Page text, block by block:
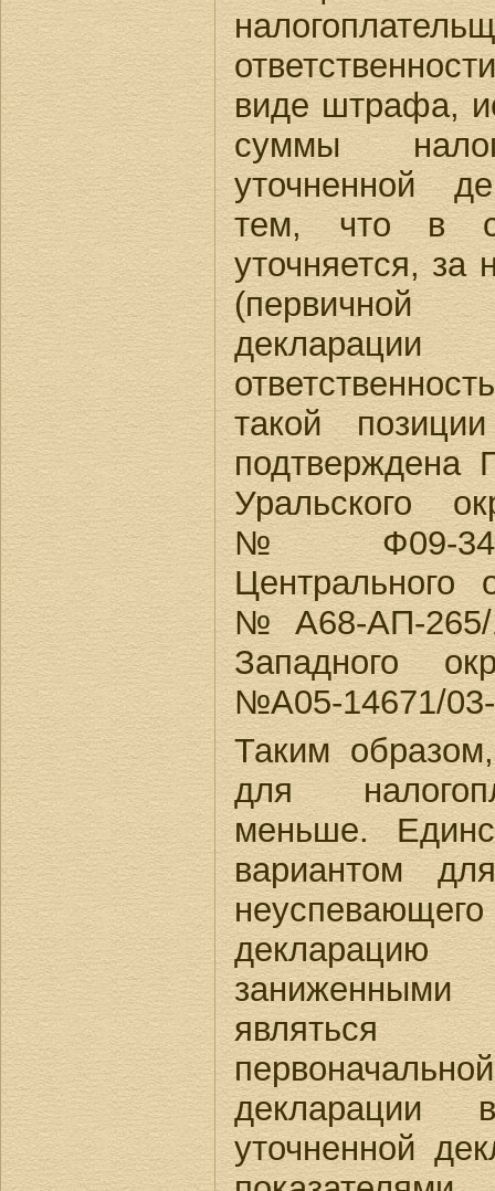
виде штрафа,
суммы
уточненной
тем, что в
уточняется, за
(первичной
такой
подтверждена
Уральского
№Ф09-
Центрального
№А68-АП-
Западного
№А05-14671/
Таким
для
меньше.
вариантом
являться
уточненной